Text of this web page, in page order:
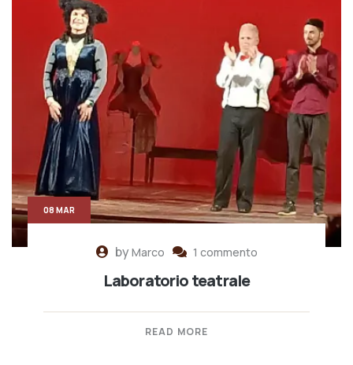
byMarco 1 commento
Laboratorio teatrale
READ MORE
08 MAR